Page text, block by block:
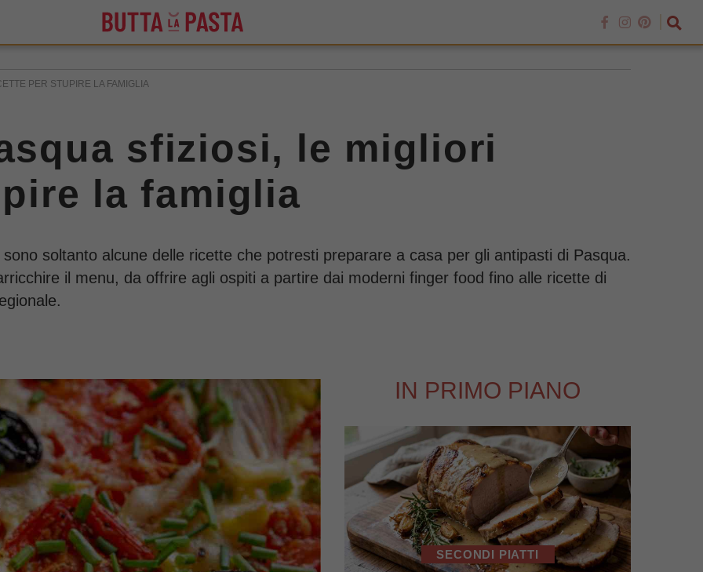
PER STUPIRE LA FAMIGLIA
sfiziosi, le migliori
la famiglia
soltanto alcune delle ricette che potresti preparare a casa per gli antipasti di Pasqua.
il menu, da offrire agli ospiti a partire dai moderni finger food fino alle ricette di
IN PRIMO PIANO
SECONDI PIATTI